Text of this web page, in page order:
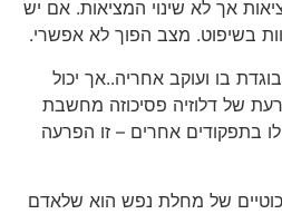
אך לא שינוי המציאות. אם יש
בשיפוט. מצב הפוך לא אפשרי.
בו ועוקב אחריה..אך יכול
של דלוזיה פסיכוזה מחשבת
בתפקודים אחרים – זו הפרעה
של מחלת נפש הוא שלאדם